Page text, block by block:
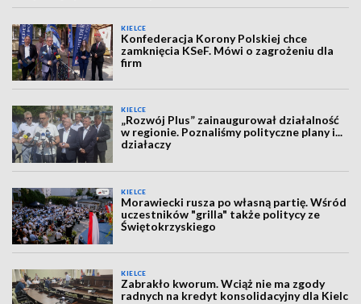
KIELCE
Konfederacja Korony Polskiej chce
zamknięcia KSeF. Mówi o zagrożeniu dla
firm
KIELCE
„Rozwój Plus” zainaugurował działalność
w regionie. Poznaliśmy polityczne plany i...
działaczy
KIELCE
Morawiecki rusza po własną partię. Wśród
uczestników "grilla" także politycy ze
Świętokrzyskiego
KIELCE
Zabrakło kworum. Wciąż nie ma zgody
radnych na kredyt konsolidacyjny dla Kielc